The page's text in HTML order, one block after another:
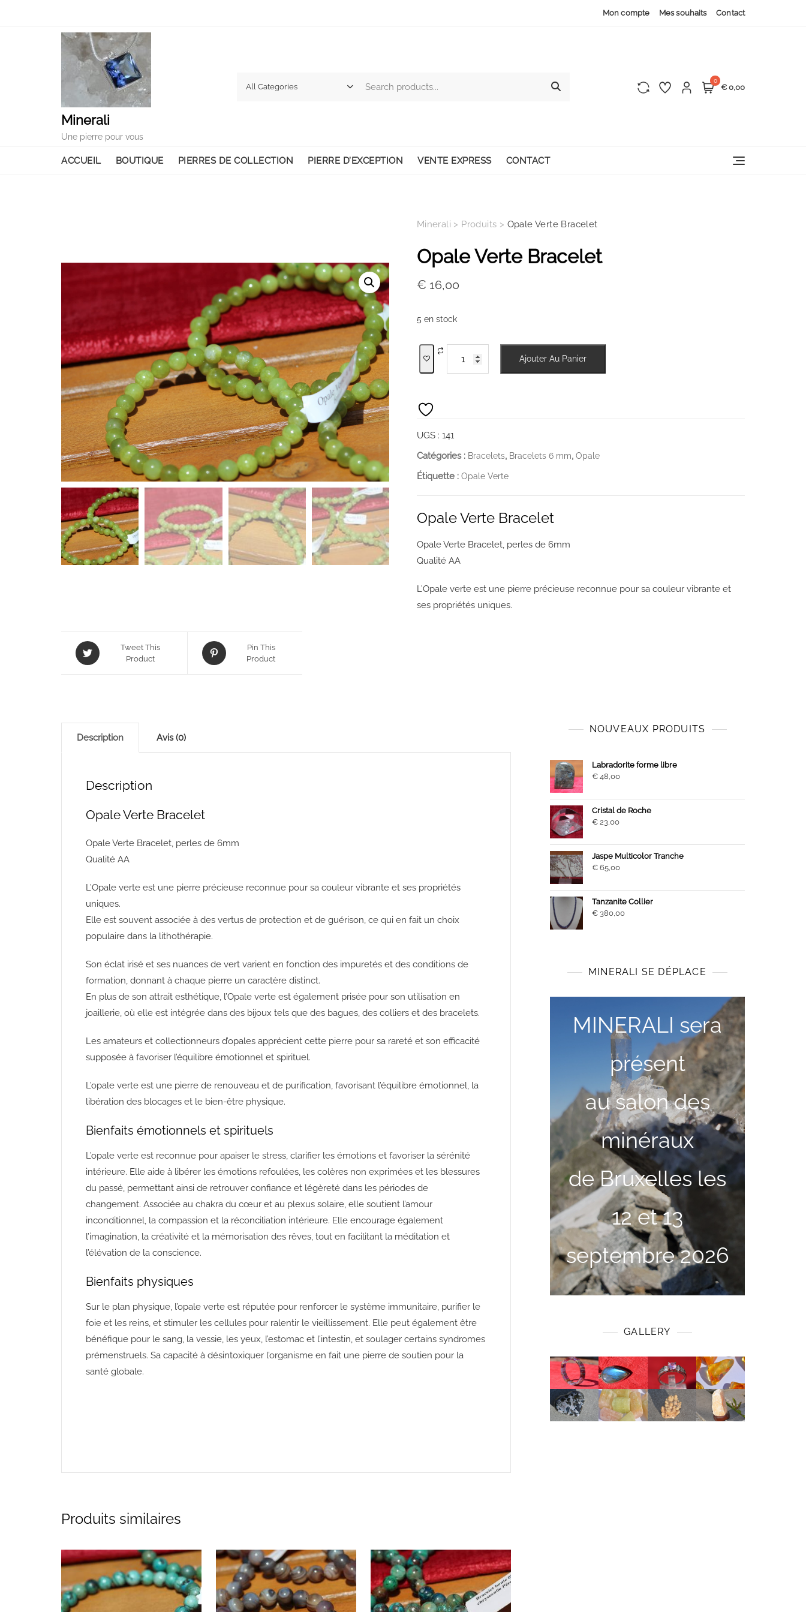
Mon compte Mes souhaits Contact
Minerali
Une pierre pour vous
0
€ 0,00
ACCUEIL BOUTIQUE PIERRES DE COLLECTION PIERRE D’EXCEPTION VENTE EXPRESS CONTACT
Minerali > Produits > Opale Verte Bracelet
Opale Verte Bracelet
€ 16,00
5 en stock
Ajouter Au Panier
UGS : 141
Catégories : Bracelets, Bracelets 6 mm, Opale
Étiquette : Opale Verte
Opale Verte Bracelet
Opale Verte Bracelet, perles de 6mm
Qualité AA
L’Opale verte est une pierre précieuse reconnue pour sa couleur vibrante et
ses propriétés uniques.
Tweet This
Product
Pin This
Product
Description Avis (0)
Description
Opale Verte Bracelet
Opale Verte Bracelet, perles de 6mm
Qualité AA
L’Opale verte est une pierre précieuse reconnue pour sa couleur vibrante et ses propriétés
uniques.
Elle est souvent associée à des vertus de protection et de guérison, ce qui en fait un choix
populaire dans la lithothérapie.
Son éclat irisé et ses nuances de vert varient en fonction des impuretés et des conditions de
formation, donnant à chaque pierre un caractère distinct.
En plus de son attrait esthétique, l’Opale verte est également prisée pour son utilisation en
joaillerie, où elle est intégrée dans des bijoux tels que des bagues, des colliers et des bracelets.
Les amateurs et collectionneurs d’opales apprécient cette pierre pour sa rareté et son efficacité
supposée à favoriser l’équilibre émotionnel et spirituel.
L’opale verte est une pierre de renouveau et de purification, favorisant l’équilibre émotionnel, la
libération des blocages et le bien-être physique.
Bienfaits émotionnels et spirituels
L’opale verte est reconnue pour apaiser le stress, clarifier les émotions et favoriser la sérénité
intérieure. Elle aide à libérer les émotions refoulées, les colères non exprimées et les blessures
du passé, permettant ainsi de retrouver confiance et légèreté dans les périodes de
changement. Associée au chakra du cœur et au plexus solaire, elle soutient l’amour
inconditionnel, la compassion et la réconciliation intérieure. Elle encourage également
l’imagination, la créativité et la mémorisation des rêves, tout en facilitant la méditation et
l’élévation de la conscience.
Bienfaits physiques
Sur le plan physique, l’opale verte est réputée pour renforcer le système immunitaire, purifier le
foie et les reins, et stimuler les cellules pour ralentir le vieillissement. Elle peut également être
bénéfique pour le sang, la vessie, les yeux, l’estomac et l’intestin, et soulager certains syndromes
prémenstruels. Sa capacité à désintoxiquer l’organisme en fait une pierre de soutien pour la
santé globale.
Produits similaires
NOUVEAUX PRODUITS
Labradorite forme libre
€ 48,00
Cristal de Roche
€ 23,00
Jaspe Multicolor Tranche
€ 65,00
Tanzanite Collier
€ 380,00
MINERALI SE DÉPLACE
MINERALI sera
présent
au salon des
minéraux
de Bruxelles les
12 et 13
septembre 2026
GALLERY